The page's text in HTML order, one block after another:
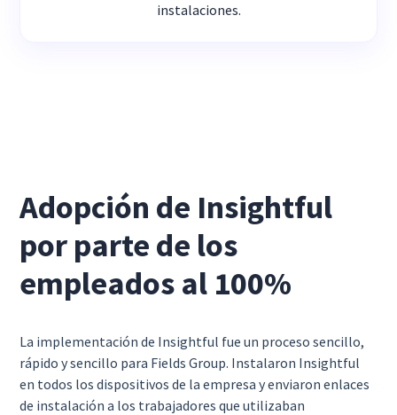
instalaciones.
Adopción de Insightful
por parte de los
empleados al 100%
La implementación de Insightful fue un proceso sencillo,
rápido y sencillo para Fields Group. Instalaron Insightful
en todos los dispositivos de la empresa y enviaron enlaces
de instalación a los trabajadores que utilizaban